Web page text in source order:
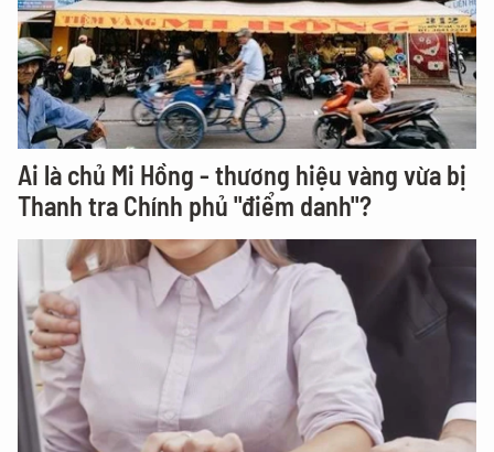
Ai là chủ Mi Hồng - thương hiệu vàng vừa bị
Thanh tra Chính phủ "điểm danh"?